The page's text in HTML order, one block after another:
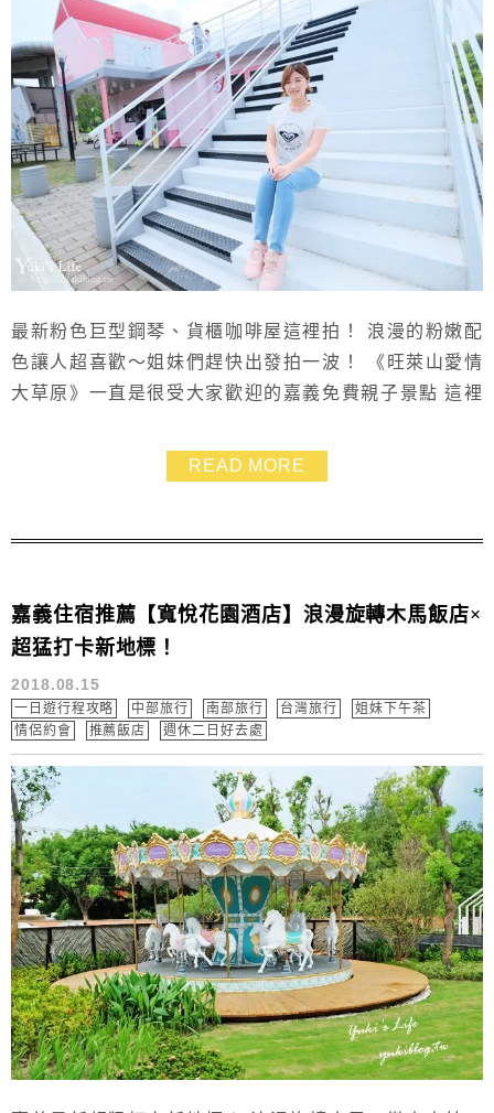
最新粉色巨型鋼琴、貨櫃咖啡屋這裡拍！ 浪漫的粉嫩配
色讓人超喜歡～姐妹們趕快出發拍一波！ 《旺萊山愛情
大草原》一直是很受大家歡迎的嘉義免費親子景點 這裡
車道可以帶孩子來放風玩耍 最棒的是在《愛情圖書館》
裡還能免費試吃整塊的鳳梨酥～ 有得吃又有得玩～是讓
READ MORE
嘉義住宿推薦【寬悅花園酒店】浪漫旋轉木馬飯店×
超猛打卡新地標！
2018.08.15
一日遊行程攻略 中部旅行 南部旅行 台灣旅行
姐妹下午茶
情侶約會
推薦飯店 週休二日好去處